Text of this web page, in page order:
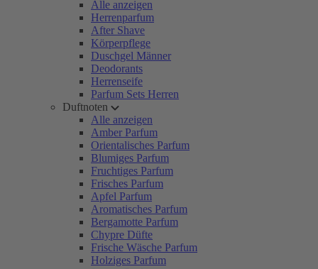
Alle anzeigen
Herrenparfum
After Shave
Körperpflege
Duschgel Männer
Deodorants
Herrenseife
Parfum Sets Herren
Duftnoten
Alle anzeigen
Amber Parfum
Orientalisches Parfum
Blumiges Parfum
Fruchtiges Parfum
Frisches Parfum
Apfel Parfum
Aromatisches Parfum
Bergamotte Parfum
Chypre Düfte
Frische Wäsche Parfum
Holziges Parfum